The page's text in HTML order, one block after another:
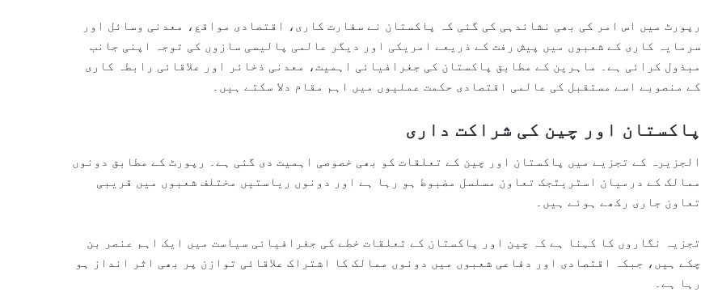
رپورٹ میں اس امر کی بھی نشاندہی کی گئی کہ پاکستان نے سفارت کاری، اقتصادی مواقع، معدنی وسائل اور
سرمایہ کاری کے شعبوں میں پیش رفت کے ذریعے امریکی اور دیگر عالمی پالیسی سازوں کی توجہ اپنی جانب
مبذول کرائی ہے۔ ماہرین کے مطابق پاکستان کی جغرافیائی اہمیت، معدنی ذخائر اور علاقائی رابطہ کاری
کے منصوبے اسے مستقبل کی عالمی اقتصادی حکمت عملیوں میں اہم مقام دلا سکتے ہیں۔
پاکستان اور چین کی شراکت داری
الجزیرہ کے تجزیے میں پاکستان اور چین کے تعلقات کو بھی خصوصی اہمیت دی گئی ہے۔ رپورٹ کے مطابق دونوں
ممالک کے درمیان اسٹریٹجک تعاون مسلسل مضبوط ہو رہا ہے اور دونوں ریاستیں مختلف شعبوں میں قریبی
تعاون جاری رکھے ہوئے ہیں۔
تجزیہ نگاروں کا کہنا ہے کہ چین اور پاکستان کے تعلقات خطے کی جغرافیائی سیاست میں ایک اہم عنصر بن
چکے ہیں، جبکہ اقتصادی اور دفاعی شعبوں میں دونوں ممالک کا اشتراک علاقائی توازن پر بھی اثر انداز ہو
رہا ہے۔